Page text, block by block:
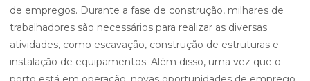
de empregos. Durante a fase de construção, milhares de
trabalhadores são necessários para realizar as diversas
atividades, como escavação, construção de estruturas e
instalação de equipamentos. Além disso, uma vez que o